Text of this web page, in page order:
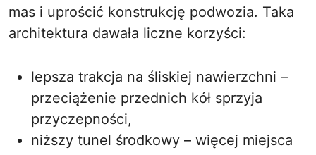
mas i uprościć konstrukcję podwozia. Taka
architektura dawała liczne korzyści:
lepsza trakcja na śliskiej nawierzchni –
przeciążenie przednich kół sprzyja
przyczepności,
niższy tunel środkowy – więcej miejsca